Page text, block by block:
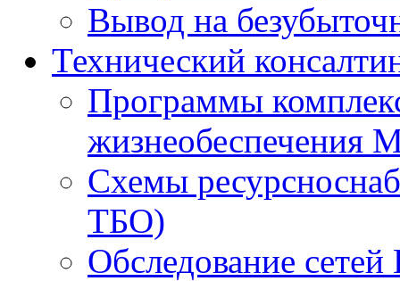
Вывод на
Технический
Программы
жизнеобеспечения
Схемы
ТБО)
Обследование